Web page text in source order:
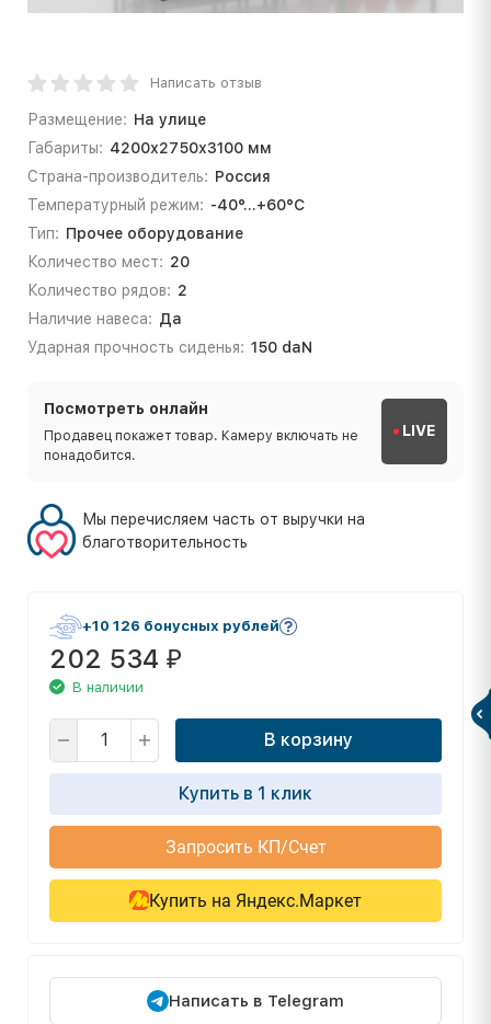
Написать отзыв
Размещение: На улице
Габариты: 4200х2750х3100 мм
Страна-производитель: Россия
Температурный режим: -40°...+60°С
Тип: Прочее оборудование
Количество мест: 20
Количество рядов: 2
Наличие навеса: Да
Ударная прочность сиденья: 150 daN
Посмотреть онлайн
Продавец покажет товар. Камеру включать не
понадобится.
LIVE
Мы перечисляем часть от выручки на
благотворительность
+10 126 бонусных рублей
202 534 ₽
В наличии
В корзину
Купить в 1 клик
Запросить КП/Счет
Купить на Яндекс.Маркет
Написать в Telegram